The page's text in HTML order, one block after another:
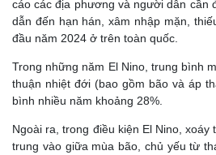
cáo các địa phương và người dân cần
dẫn đến hạn hán, xâm nhập mặn,
đầu năm 2024 ở trên toàn quốc.
Trong những năm El Nino, trung bình
thuận nhiệt đới (bao gồm bão và áp
bình nhiều năm khoảng 28%.
Ngoài ra, trong điều kiện El Nino,
trung vào giữa mùa bão, chủ yếu từ